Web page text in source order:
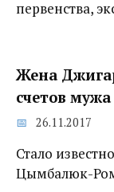
первенства,
Жена
счетов мужа
26.11.2017
Стало
Цымбалюк-